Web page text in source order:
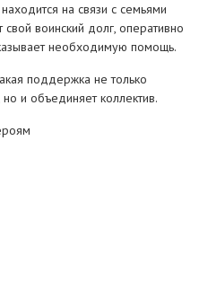
на связи с семьями
воинский долг, оперативно
необходимую помощь.
поддержка не только
и объединяет коллектив.